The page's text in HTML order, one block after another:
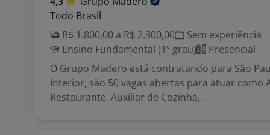
Todo Brasil
R$ 1.800,00 a R$ 2.300,00
Sem experiência
Ensino Fundamental (1º grau)
Presencial
O Grupo Madero está contratando para São
Interior, são 50 vagas abertas para atuar como
Restaurante, Auxiliar de Cozinha, ...